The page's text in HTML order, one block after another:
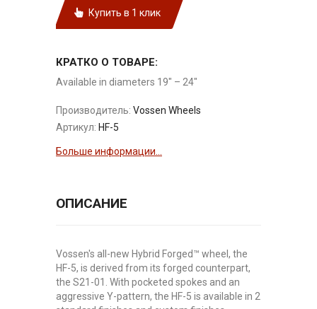
Купить в 1 клик
КРАТКО О ТОВАРЕ:
Available in diameters 19″ – 24″
Производитель: Vossen Wheels
Артикул: HF-5
Больше информации...
ОПИСАНИЕ
Vossen's all-new Hybrid Forged™ wheel, the
HF-5, is derived from its forged counterpart,
the S21-01. With pocketed spokes and an
aggressive Y-pattern, the HF-5 is available in 2